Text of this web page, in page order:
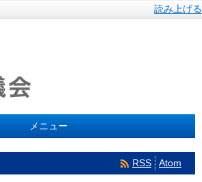
読み上げる
メニュー
RSS Atom